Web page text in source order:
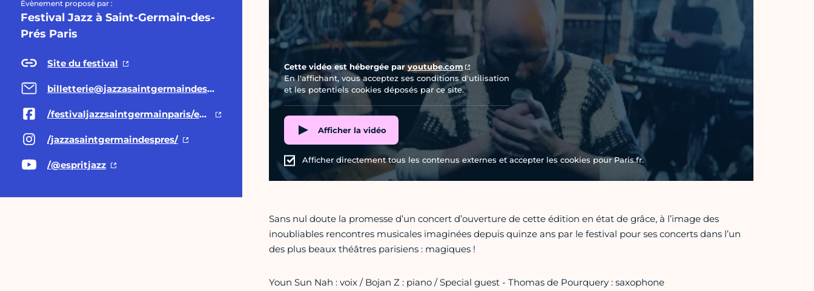
Évènement proposé par :
Festival Jazz à Saint-Germain-des-
Prés Paris
Site du festival
billetterie@jazzasaintgermaindespres.com
/festivaljazzsaintgermainparis/events
/jazzasaintgermaindespres/
/@espritjazz
Cette vidéo est hébergée paryoutube.com
En l'affichant, vous acceptez ses conditions d'utilisation
et les potentiels cookies déposés par ce site.
Afficher la vidéo
Afficher directement tous les contenus externes et accepter les cookies pour Paris.fr.
Sans nul doute la promesse d’un concert d’ouverture de cette édition en état de grâce, à l’image des
inoubliables rencontres musicales imaginées depuis quinze ans par le festival pour ses concerts dans l’un
des plus beaux théâtres parisiens : magiques !
Youn Sun Nah : voix / Bojan Z : piano / Special guest - Thomas de Pourquery : saxophone